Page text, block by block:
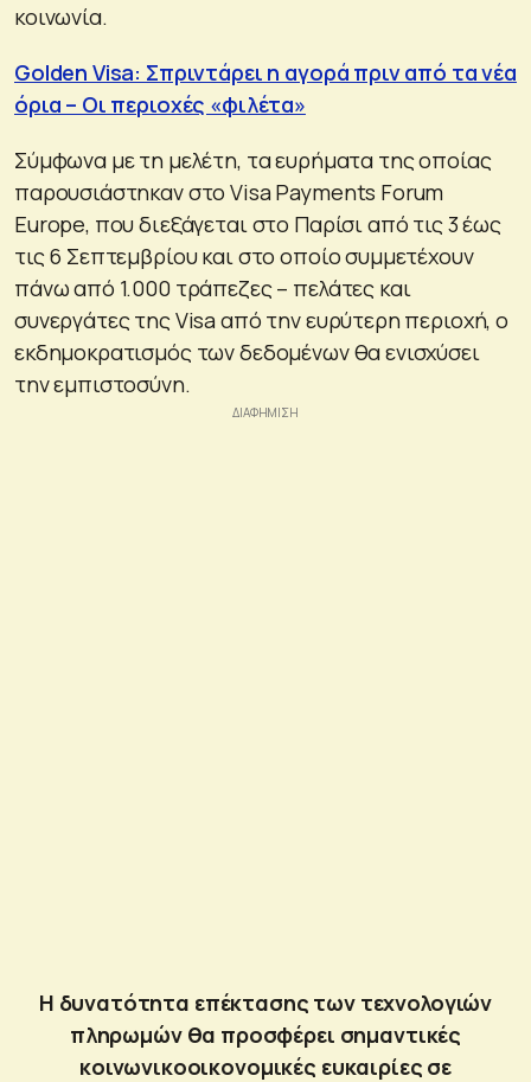
κοινωνία.
Golden Visa: Σπριντάρει η αγορά πριν από τα νέα
όρια – Οι περιοχές «φιλέτα»
Σύμφωνα με τη μελέτη, τα ευρήματα της οποίας
παρουσιάστηκαν στο Visa Payments Forum
Europe, που διεξάγεται στο Παρίσι από τις 3 έως
τις 6 Σεπτεμβρίου και στο οποίο συμμετέχουν
πάνω από 1.000 τράπεζες – πελάτες και
συνεργάτες της Visa από την ευρύτερη περιοχή, ο
εκδημοκρατισμός των δεδομένων θα ενισχύσει
την εμπιστοσύνη.
Η δυνατότητα επέκτασης των τεχνολογιών
πληρωμών θα προσφέρει σημαντικές
κοινωνικοοικονομικές ευκαιρίες σε